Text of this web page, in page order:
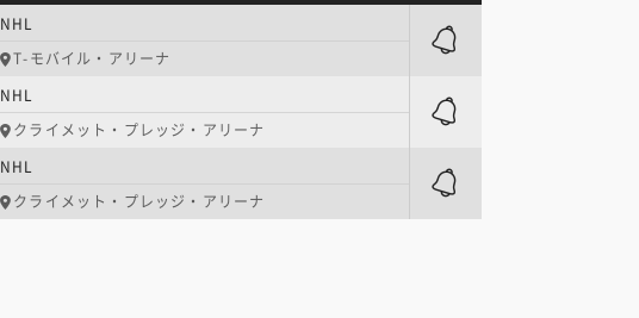
NHL
T-モバイル・アリーナ
NHL
クライメット・プレッジ・アリーナ
NHL
クライメット・プレッジ・アリーナ